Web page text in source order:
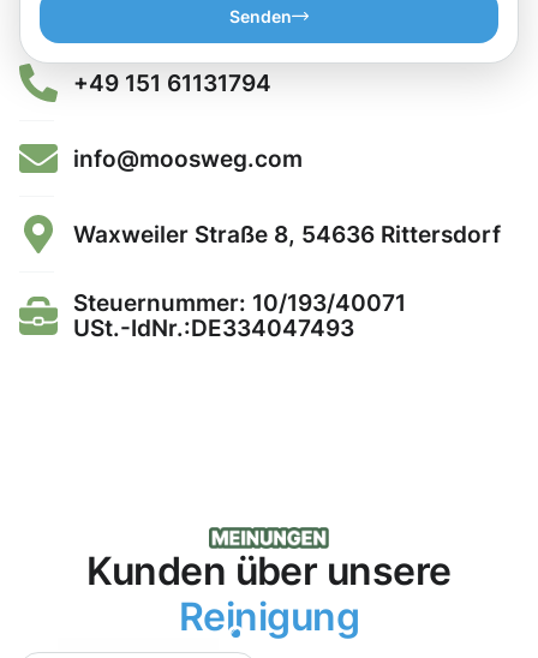
Senden
+49 151 61131794
info@moosweg.com
Waxweiler Straße 8, 54636 Rittersdorf
Steuernummer: 10/193/40071
USt.-IdNr.:DE334047493
Kunden über unsere
Reinigung